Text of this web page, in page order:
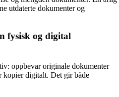
utdaterte dokumenter og
fysisk og digital
oppbevar originale dokumenter
kopier digitalt. Det gir både